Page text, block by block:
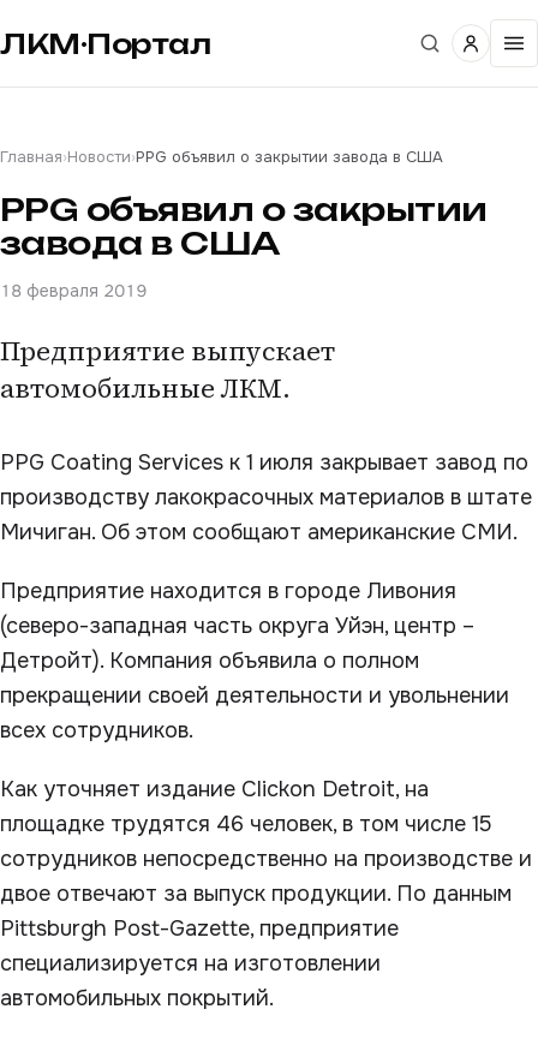
ЛКМ·Портал
Главная›Новости›PPG объявил о закрытии завода в США
PPG объявил о закрытии
завода в США
18 февраля 2019
Предприятие выпускает
автомобильные ЛКМ.
PPG Coating Services к 1 июля закрывает завод по
производству лакокрасочных материалов в штате
Мичиган. Об этом сообщают американские СМИ.
Предприятие находится в городе Ливония
(северо-западная часть округа Уйэн, центр –
Детройт). Компания объявила о полном
прекращении своей деятельности и увольнении
всех сотрудников.
Как уточняет издание Clickon Detroit, на
площадке трудятся 46 человек, в том числе 15
сотрудников непосредственно на производстве и
двое отвечают за выпуск продукции. По данным
Pittsburgh Post-Gazette, предприятие
специализируется на изготовлении
автомобильных покрытий.